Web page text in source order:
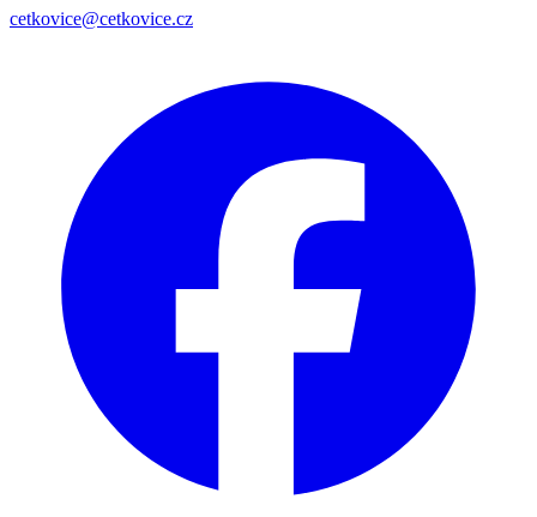
cetkovice@cetkovice.cz